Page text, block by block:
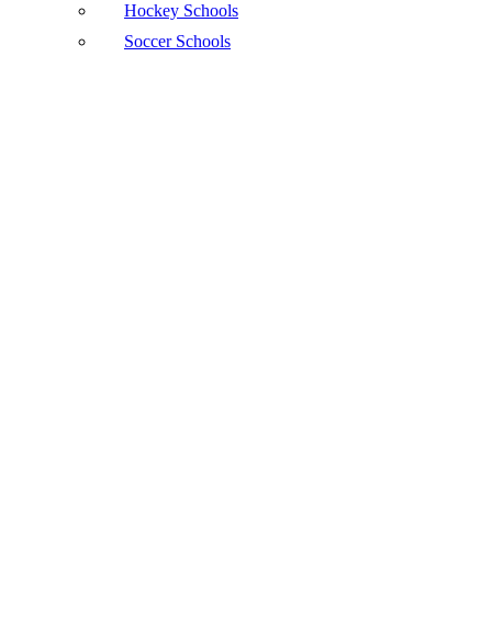
Hockey Schools
Soccer Schools